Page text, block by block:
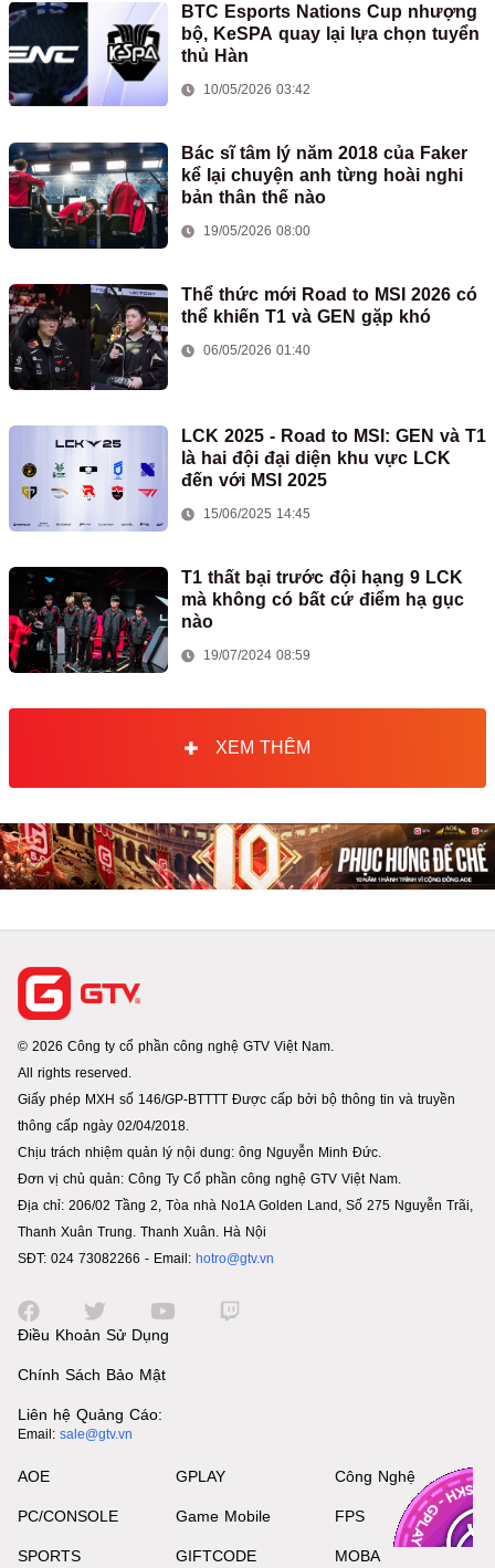
BTC Esports Nations Cup nhượng
bộ, KeSPA quay lại lựa chọn tuyển
thủ Hàn
10/05/2026 03:42
Bác sĩ tâm lý năm 2018 của Faker
kể lại chuyện anh từng hoài nghi
bản thân thế nào
19/05/2026 08:00
Thể thức mới Road to MSI 2026 có
thể khiến T1 và GEN gặp khó
06/05/2026 01:40
LCK 2025 - Road to MSI: GEN và T1
là hai đội đại diện khu vực LCK
đến với MSI 2025
15/06/2025 14:45
T1 thất bại trước đội hạng 9 LCK
mà không có bất cứ điểm hạ gục
nào
19/07/2024 08:59
XEM THÊM
© 2026 Công ty cổ phần công nghệ GTV Việt Nam.
All rights reserved.
Giấy phép MXH số 146/GP-BTTTT Được cấp bởi bộ thông tin và truyền
thông cấp ngày 02/04/2018.
Chịu trách nhiệm quản lý nội dung: ông Nguyễn Minh Đức.
Đơn vị chủ quản: Công Ty Cổ phần công nghệ GTV Việt Nam.
Địa chỉ: 206/02 Tầng 2, Tòa nhà No1A Golden Land, Số 275 Nguyễn Trãi,
Thanh Xuân Trung. Thanh Xuân. Hà Nội
SĐT: 024 73082266 - Email: hotro@gtv.vn
Điều Khoản Sử Dụng
Chính Sách Bảo Mật
Liên hệ Quảng Cáo:
Email: sale@gtv.vn
AOE
PC/CONSOLE
SPORTS
GPLAY
Game Mobile
GIFTCODE
Công Nghệ
FPS
MOBA